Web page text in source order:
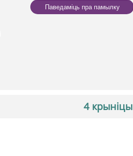
Паведаміць пра памылку
4 крыніцы